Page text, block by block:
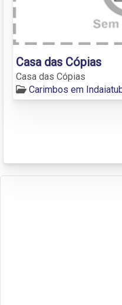
Casa das Cópias
Casa das Cópias
Carimbos em